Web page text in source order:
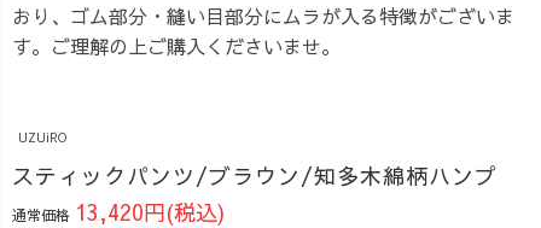
おり、ゴム部分・縫い目部分にムラが入る特徴がございま
す。ご理解の上ご購入くださいませ。
UZUiRO
スティックパンツ/ブラウン/知多木綿柄ハンプ
通常価格 13,420円(税込)